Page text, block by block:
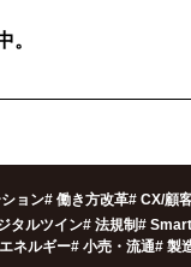
。
ョン# 働き方改革# CX/顧
タルツイン# 法規制#
ネルギー# 小売・流通# 製